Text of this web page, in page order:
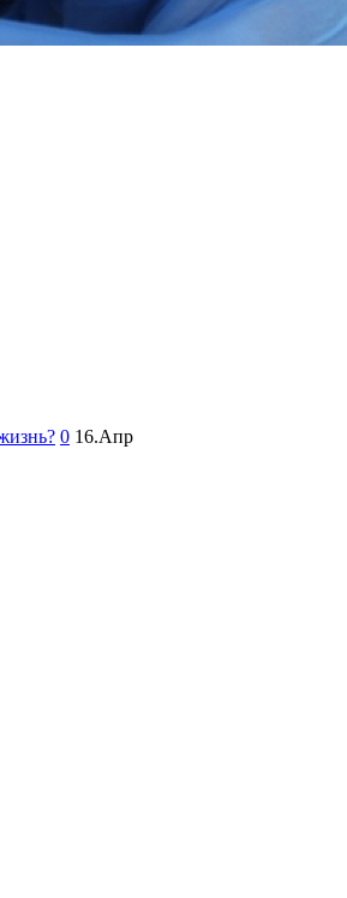
0 16.Апр